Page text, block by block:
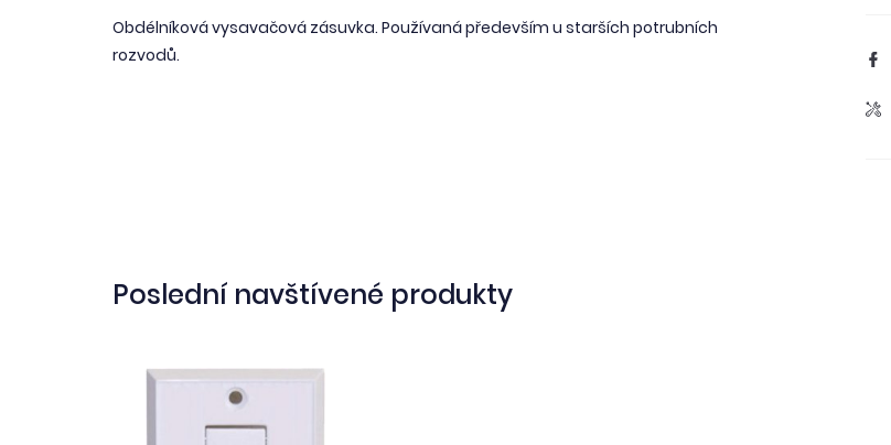
Obdélníková vysavačová zásuvka. Používaná především u starších potrubních
rozvodů.
Poslední navštívené produkty